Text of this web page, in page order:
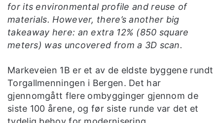
for its environmental profile and reuse of
materials. However, there’s another big
takeaway here: an extra 12% (850 square
meters) was uncovered from a 3D scan.
Markeveien 1B er et av de eldste byggene rundt
Torgallmenningen i Bergen. Det har
gjennomgått flere ombygginger gjennom de
siste 100 årene, og før siste runde var det et